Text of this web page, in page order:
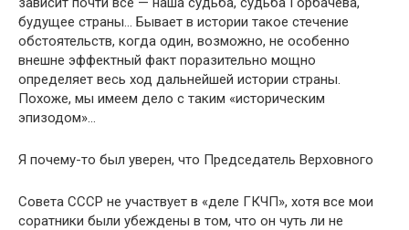
будущее страны… Бывает в истории такое стечение
обстоятельств, когда один, возможно, не особенно
внешне эффектный факт поразитель­но мощно
определяет весь ход дальнейшей истории страны.
Похоже, мы имеем дело с таким «историческим
эпизодом»…
Я почему-то был уверен, что Председатель Верховного
Совета СССР не участвует в «деле ГКЧП», хотя все мои
со­ратники были убеждены в том, что он чуть ли не